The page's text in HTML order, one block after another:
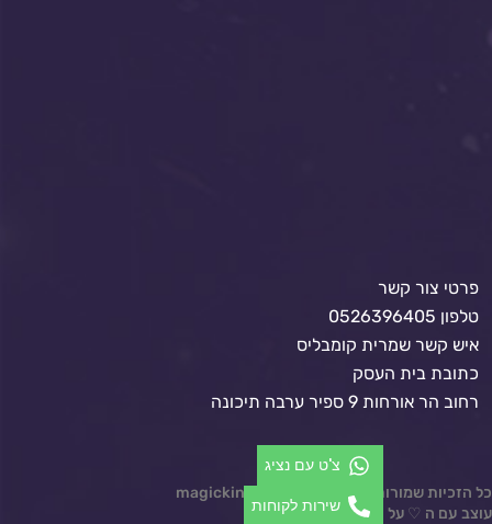
פרטי צור קשר
טלפון 0526396405
איש קשר שמרית קומבליס
כתובת בית העסק
רחוב הר אורחות 9 ספיר ערבה תיכונה
כל הזכיות שמורות © 2024 magickindom.co.il
עוצב עם ה ♡ על ידי
צ'ט עם נציג
שירות לקוחות